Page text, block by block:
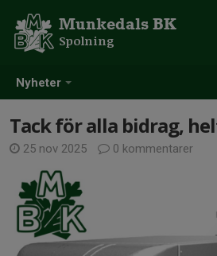
Nyheter
Munkedals BK
Spolning
Tack för alla bidrag,
25 nov 2025 0 kommentarer